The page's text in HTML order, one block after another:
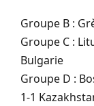
Groupe B :
Groupe C :
Bulgarie
Groupe D :
1-1